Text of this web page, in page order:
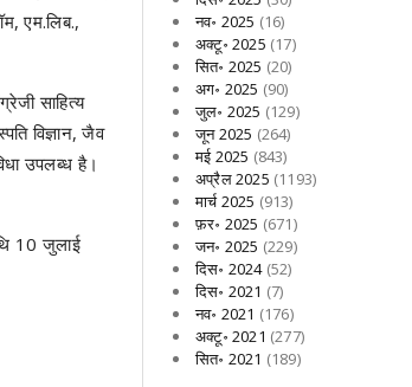
एम.लिब.,
साहित्य
विज्ञान, जैव
उपलब्ध है।
10 जुलाई
नव॰ 2025 (16)
अक्टू॰ 2025 (17)
सित॰ 2025 (20)
अग॰ 2025 (90)
जुल॰ 2025 (129)
जून 2025 (264)
मई 2025 (843)
अप्रैल 2025 (1193)
मार्च 2025 (913)
फ़र॰ 2025 (671)
जन॰ 2025 (229)
दिस॰ 2024(52)
दिस॰ 2021 (7)
नव॰ 2021 (176)
अक्टू॰ 2021 (277)
सित॰ 2021 (189)